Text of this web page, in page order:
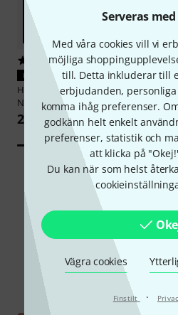
Serveras
Med våra cookies vill vi
möjliga
till. Detta inkluderar till
erbjudanden,
komma ihåg preferenser.
godkänn helt enkelt
preferenser, statistik och
att klicka på
Du kan när som helst
Vägra cookies
Finstilt ·
2933
PASSAR GARANTERAT
Harley BentonValuestrings CL
Normal
28 kr
1
Visste
Alla